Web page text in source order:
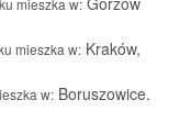
mieszka w:
mieszka w: Kraków,
w: Boruszowice.